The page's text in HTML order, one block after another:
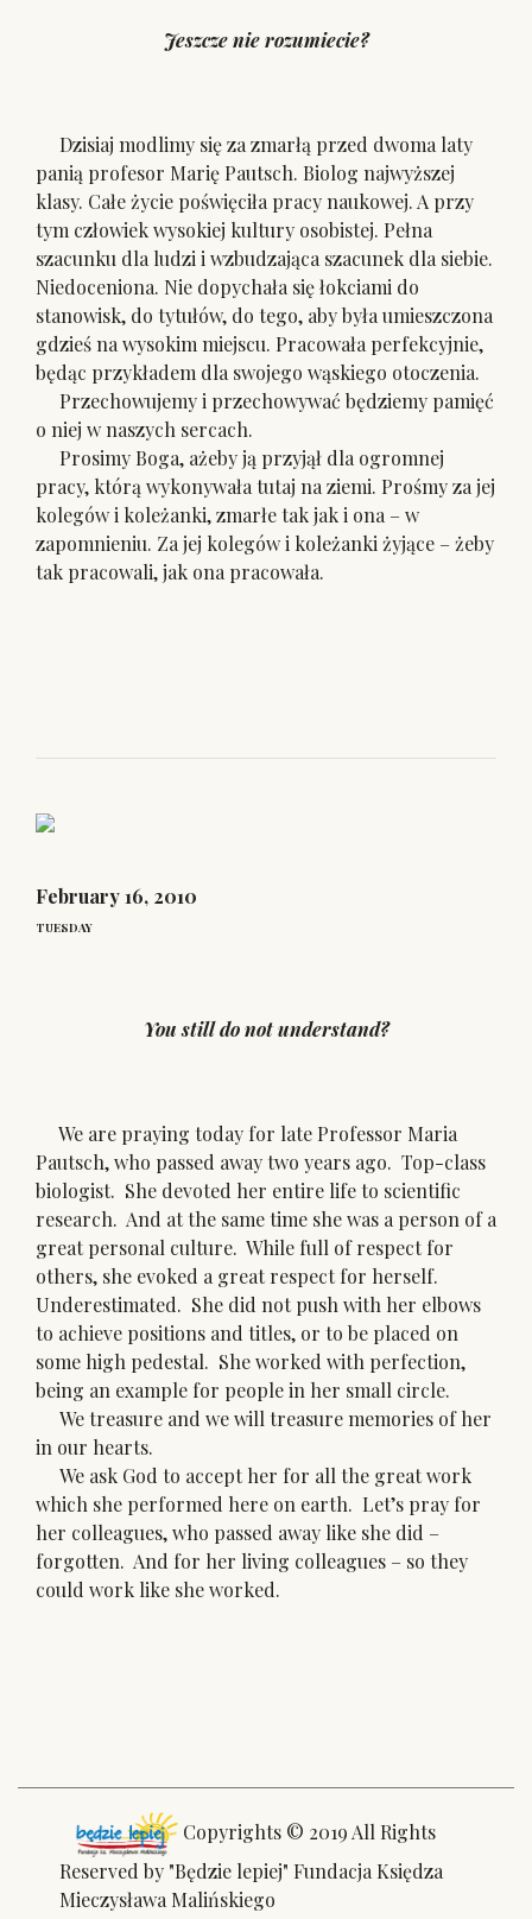
Jeszcze nie rozumiecie?
Dzisiaj modlimy się za zmarłą przed dwoma laty
panią profesor Marię Pautsch. Biolog najwyższej
klasy. Całe życie poświęciła pracy naukowej. A przy
tym człowiek wysokiej kultury osobistej. Pełna
szacunku dla ludzi i wzbudzająca szacunek dla siebie.
Niedoceniona. Nie dopychała się łokciami do
stanowisk, do tytułów, do tego, aby była umieszczona
gdzieś na wysokim miejscu. Pracowała perfekcyjnie,
będąc przykładem dla swojego wąskiego otoczenia.
Przechowujemy i przechowywać będziemy pamięć
o niej w naszych sercach.
Prosimy Boga, ażeby ją przyjął dla ogromnej
pracy, którą wykonywała tutaj na ziemi. Prośmy za jej
kolegów i koleżanki, zmarłe tak jak i ona – w
zapomnieniu. Za jej kolegów i koleżanki żyjące – żeby
tak pracowali, jak ona pracowała.
February 16, 2010
TUESDAY
You still do not understand?
We are praying today for late Professor Maria
Pautsch, who passed away two years ago. Top-class
biologist. She devoted her entire life to scientific
research. And at the same time she was a person of a
great personal culture. While full of respect for
others, she evoked a great respect for herself.
Underestimated. She did not push with her elbows
to achieve positions and titles, or to be placed on
some high pedestal. She worked with perfection,
being an example for people in her small circle.
We treasure and we will treasure memories of her
in our hearts.
We ask God to accept her for all the great work
which she performed here on earth. Let’s pray for
her colleagues, who passed away like she did –
forgotten. And for her living colleagues – so they
could work like she worked.
Copyrights © 2019 All Rights
Reserved by "Będzie lepiej" Fundacja Księdza
Mieczysława Malińskiego